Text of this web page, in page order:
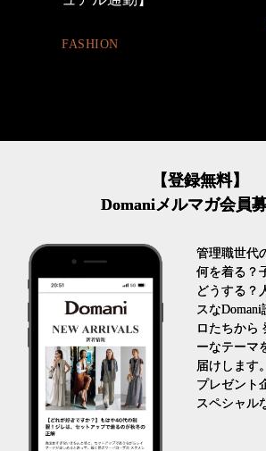
【登録無料】
Domaniメルマガ会員
管理職世代
何を着る？
どうする？
スな
ロたちから
ーなテーマ
届けします。
プレゼント
スペシャル